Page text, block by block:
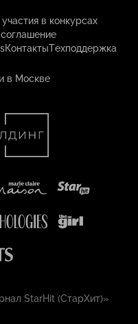
в конкурсах
КонтактыТехподдержка
в Москве
StarHit (СтарХит)»